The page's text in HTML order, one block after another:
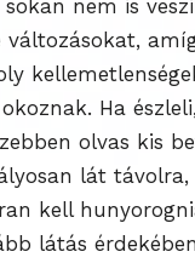
sokan nem is
változásokat,
Ha
olvas kis
lát távolra,
kell
látás